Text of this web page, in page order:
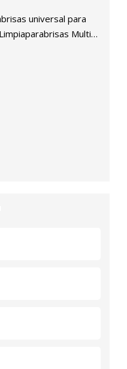
universal para
Multi